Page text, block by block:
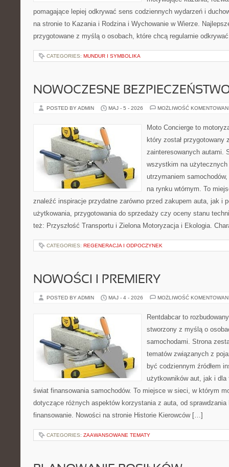
pomagające lepiej odkrywać sens codziennych wydarzeń i
na stronie to Kazania i Rodzina i Wychowanie w Wierze.
przygotowane z myślą o osobach, które chcą regularnie
CATEGORIES: MUNDUR I SYMBOLIKA
NOWOCZESNE
POSTED BY ADMIN MAJ - 5 - 2026 MOŻLIWOŚĆ
Moto Concierge to
który został przygotowany
zainteresowanych autami.
wszystkim na
utrzymaniem
na rynku wtórnym. To
znaleźć inspiracje przydatne zarówno przed zakupem auta, jak i
użytkowania, przygotowania do sprzedaży czy oceny stanu
też: Przyszłość Transportu i Zielona Motoryzacja i Ekologia.
CATEGORIES: REGENERACJA I ODPOCZYNEK
NOWOŚCI I PREMIERY
POSTED BY ADMIN MAJ - 4 - 2026 MOŻLIWOŚĆ
Rentdabcar to
stworzony z myślą o
samochodami. Strona
tematów związanych z
być codziennym źródłem
użytkowników aut, jak i
świat finansowania samochodów. To miejsce w sieci, w którym
dotyczące różnych aspektów korzystania z auta, od
finansowanie. Nowości na stronie Historie Kierowców […]
CATEGORIES: ZAAWANSOWANE TEMATY